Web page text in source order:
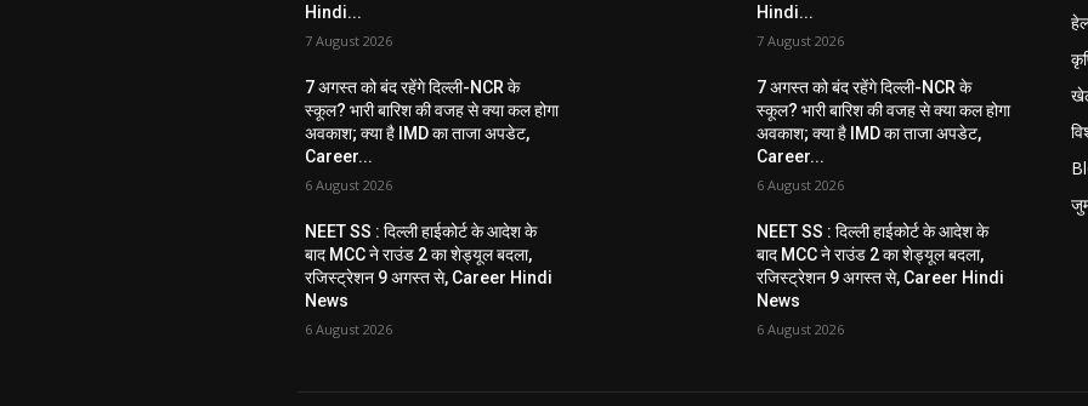
Hindi...
7 August 2026
7 अगस्त को बंद रहेंगे दिल्ली-NCR के
स्कूल? भारी बारिश की वजह से क्या कल होगा
अवकाश; क्या है IMD का ताजा अपडेट,
Career...
6 August 2026
NEET SS : दिल्ली हाईकोर्ट के आदेश के
बाद MCC ने राउंड 2 का शेड्यूल बदला,
रजिस्ट्रेशन 9 अगस्त से, Career Hindi
News
6 August 2026
Hindi...
7 August 2026
7 अगस्त को बंद रहेंगे दिल्ली-NCR के
स्कूल? भारी बारिश की वजह से क्या कल होगा
अवकाश; क्या है IMD का ताजा अपडेट,
Career...
6 August 2026
NEET SS : दिल्ली हाईकोर्ट के आदेश के
बाद MCC ने राउंड 2 का शेड्यूल बदला,
रजिस्ट्रेशन 9 अगस्त से, Career Hindi
News
6 August 2026